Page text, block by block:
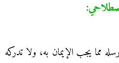
مما يجب الإيمان به، ولا تدركه